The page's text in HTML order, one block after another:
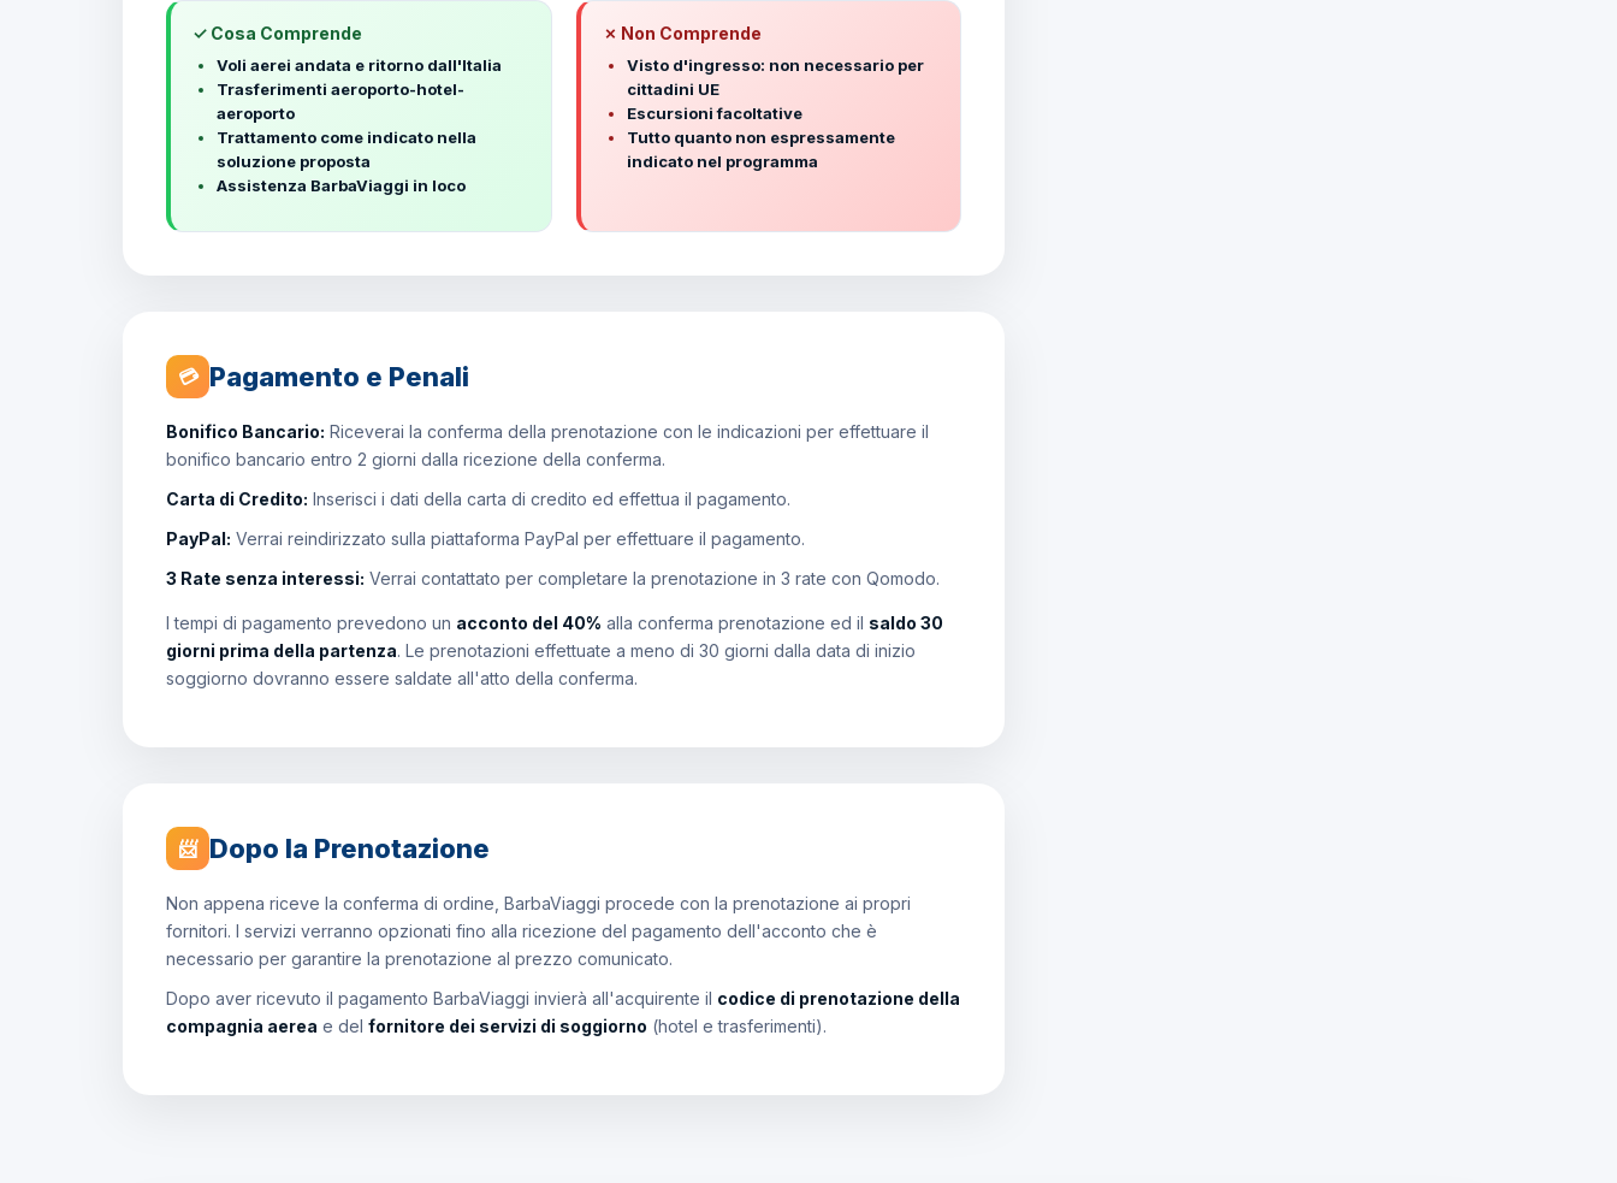
✓ Cosa Comprende
Voli aerei andata e ritorno dall'Italia
Trasferimenti aeroporto-hotel-
aeroporto
Trattamento come indicato nella
soluzione proposta
Assistenza BarbaViaggi in loco
✗ Non Comprende
Visto d'ingresso: non necessario per
cittadini UE
Escursioni facoltative
Tutto quanto non espressamente
indicato nel programma
💳 Pagamento e Penali
Bonifico Bancario: Riceverai la conferma della prenotazione con le indicazioni per effettuare il
bonifico bancario entro 2 giorni dalla ricezione della conferma.
Carta di Credito: Inserisci i dati della carta di credito ed effettua il pagamento.
PayPal: Verrai reindirizzato sulla piattaforma PayPal per effettuare il pagamento.
3 Rate senza interessi: Verrai contattato per completare la prenotazione in 3 rate con Qomodo.
I tempi di pagamento prevedono un acconto del 40% alla conferma prenotazione ed il saldo 30
giorni prima della partenza. Le prenotazioni effettuate a meno di 30 giorni dalla data di inizio
soggiorno dovranno essere saldate all'atto della conferma.
📨 Dopo la Prenotazione
Non appena riceve la conferma di ordine, BarbaViaggi procede con la prenotazione ai propri
fornitori. I servizi verranno opzionati fino alla ricezione del pagamento dell'acconto che è
necessario per garantire la prenotazione al prezzo comunicato.
Dopo aver ricevuto il pagamento BarbaViaggi invierà all'acquirente il codice di prenotazione della
compagnia aerea e del fornitore dei servizi di soggiorno (hotel e trasferimenti).